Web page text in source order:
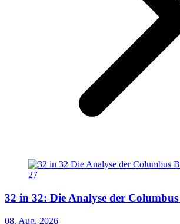
32 in 32: Die Analyse der
08. Aug. 2026